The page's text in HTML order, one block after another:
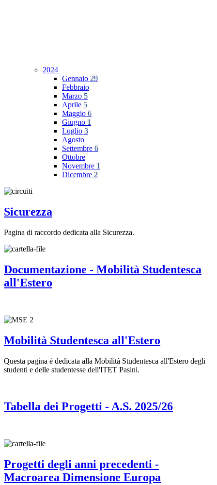
2024
Gennaio 29
Febbraio
Marzo 5
Aprile 5
Maggio 6
Giugno 1
Luglio 3
Agosto
Settembre 6
Ottobre
Novembre 1
Dicembre 2
Sicurezza
Pagina di raccordo dedicata alla Sicurezza.
Documentazione - Mobilità Studentesca
all'Estero
Mobilità Studentesca all'Estero
Questa pagina è dedicata alla Mobilità Studentesca all'Estero degli
studenti e delle studentesse dell'ITET Pasini.
Tabella dei Progetti - A.S. 2025/26
Progetti degli anni precedenti -
Macroarea Dimensione Europa